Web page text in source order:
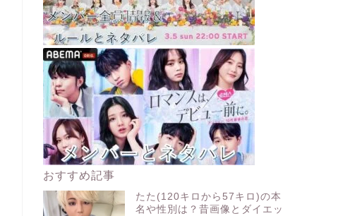
おすすめ記事
たた(120キロから57キロ)の本
名や性別は？昔画像とダイエッ